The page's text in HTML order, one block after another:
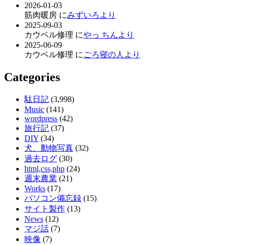
2026-01-03
筋肉暖房 にみずいろより
2025-09-03
カウベル修理 にやっ ちんより
2025-06-09
カウベル修理 に ごろ寝の人より
Categories
駄日記 (3,998)
Music (141)
wordpress (42)
旅行記 (37)
DIY (34)
犬、動物写真 (32)
過去ログ (30)
html,css,php (24)
週末農業 (21)
Works (17)
パソコン備忘録 (15)
サイト製作 (13)
News (12)
マジ話 (7)
映像 (7)